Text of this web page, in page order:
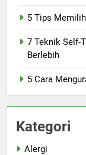
5 Tips
7 Teknik Self-
Berlebih
5 Cara
Kategori
Alergi